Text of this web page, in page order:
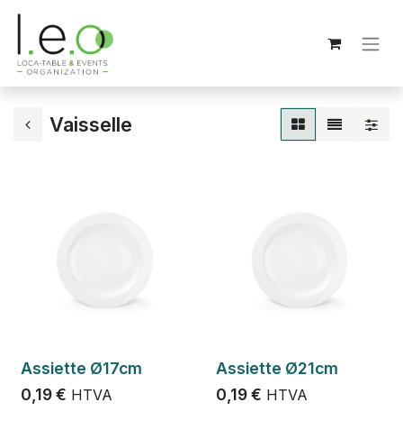
Vaisselle
Assiette Ø17cm
0,19€ HTVA
Assiette Ø21cm
0,19€ HTVA